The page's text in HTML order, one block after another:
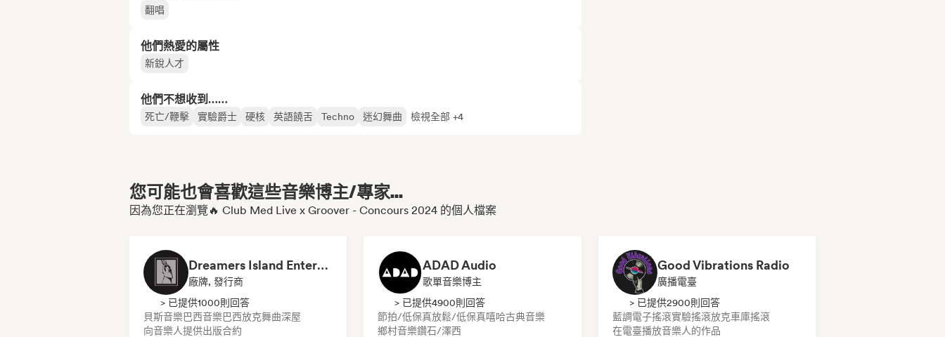
翻唱
他們熱愛的屬性
新銳人才
他們不想收到……
死亡/鞭擊 實驗爵士 硬核 英語饒舌 Techno 迷幻舞曲 檢視全部 +4
您可能也會喜歡這些音樂博主/專家...
因為您正在瀏覽🔥 Club Med Live x Groover - Concours 2024 的個人檔案
Dreamers Island Entertainment
廠牌, 發行商
> 已提供1000則回答
貝斯音樂巴西音樂巴西放克舞曲深屋
向音樂人提供出版合約
ADAD Audio
歌單音樂博主
> 已提供4900則回答
節拍/低保真放鬆/低保真嘻哈古典音樂
鄉村音樂鑽石/澤西
Good Vibrations Radio
廣播電臺
> 已提供2900則回答
藍調電子搖滾實驗搖滾放克車庫搖滾
在電臺播放音樂人的作品